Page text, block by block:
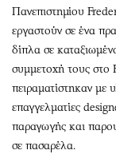
Πανεπιστημίου
εργαστούν σε ένα
δίπλα σε
συμμετοχή τους στο
πειραματίστηκαν με
επαγγελματίες
παραγωγής και
σε πασαρέλα.